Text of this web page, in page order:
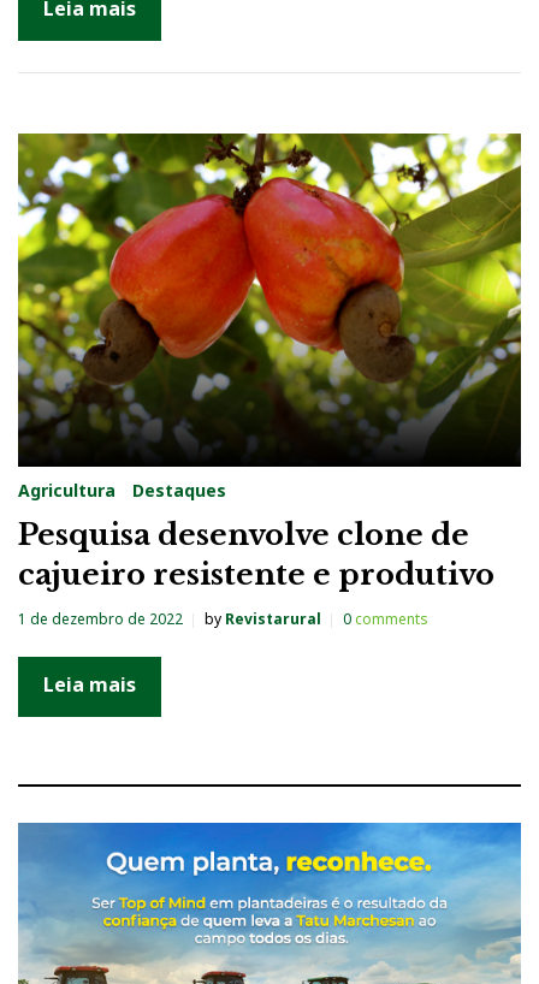
Leia mais
Agricultura Destaques
Pesquisa desenvolve clone de
cajueiro resistente e produtivo
1 de dezembro de 2022 by Revistarural 0comments
Leia mais